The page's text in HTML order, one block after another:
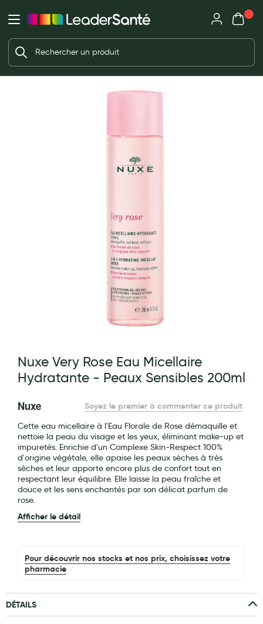
Ma Pharmacie LeaderSanté
Ouvrir l'application
Ouvrir
Mon
Votre panier est vide
Beauté et soin
Brosses à dents et accessoires dentaires
Crème solaire - Visage et corps
Accessoires, coutellerie, brosserie
Bouillottes
Parfums et bougies d'ambiance
Beauté au naturel
Huiles
Mon bébé
Soins bébé
Couches
Biberons et tétines
Accessoires bébé
Nuxe Very Rose Eau Micellaire
Hydratante - Peaux Sensibles 200ml
Nuxe
Soyez le premier à commenter ce produit
Cette eau micellaire à l'Eau Florale de Rose démaquille et
nettoie la peau du visage et les yeux, éliminant make-up et
impuretés. Enrichie d'un Complexe Skin-Respect 100%
d'origine végétale, elle apaise les peaux sèches à très
sèches et leur apporte encore plus de confort tout en
respectant leur équilibre. Elle laisse la peau fraîche et
douce et les sens enchantés par son délicat parfum de
rose.
Afficher le détail
Pour découvrir nos stocks et nos prix, choisissez votre
pharmacie
DÉTAILS